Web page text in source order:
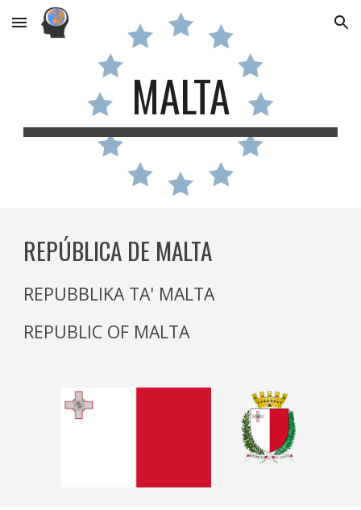
Skip to main content Skip to navigation
MALTA
REPÚBLICA DE MALTA
REPUBBLIKA TA' MALTA
REPUBLIC OF MALTA